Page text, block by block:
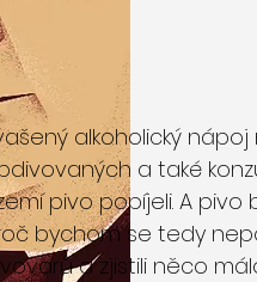
alkoholický
a také
pivo popíjeli. A pivo
bychom se tedy
a zjistili něco